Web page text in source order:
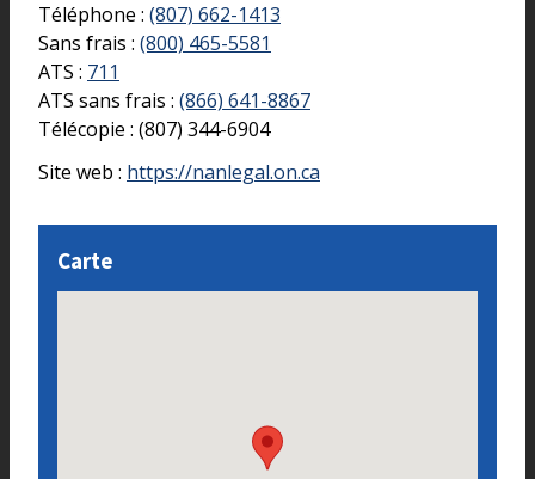
Téléphone : (807) 662-1413
Sans frais : (800) 465-5581
ATS : 711
ATS sans frais : (866) 641-8867
Télécopie : (807) 344-6904
Site web : https://nanlegal.on.ca
Carte